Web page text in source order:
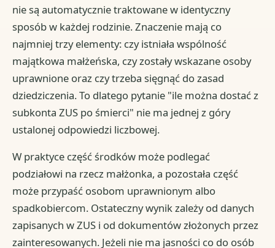
nie są automatycznie traktowane w identyczny
sposób w każdej rodzinie. Znaczenie mają co
najmniej trzy elementy: czy istniała wspólność
majątkowa małżeńska, czy zostały wskazane osoby
uprawnione oraz czy trzeba sięgnąć do zasad
dziedziczenia. To dlatego pytanie "ile można dostać z
subkonta ZUS po śmierci" nie ma jednej z góry
ustalonej odpowiedzi liczbowej.
W praktyce część środków może podlegać
podziałowi na rzecz małżonka, a pozostała część
może przypaść osobom uprawnionym albo
spadkobiercom. Ostateczny wynik zależy od danych
zapisanych w ZUS i od dokumentów złożonych przez
zainteresowanych. Jeżeli nie ma jasności co do osób